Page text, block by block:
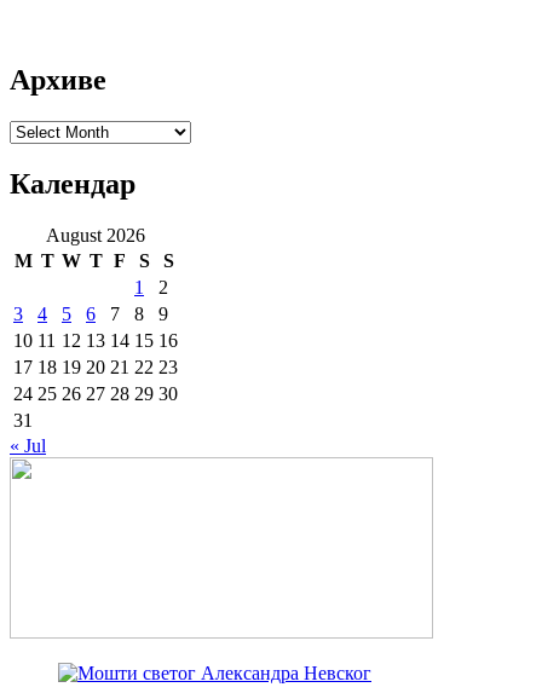
Архиве
Архиве
Календар
August 2026
M T W T F S
S
1
2
3
4 5 6 7 8
9
10 11 12 13 14 15 16
17 18 19 20 21 22 23
24 25 26 27 28 29 30
31
« Jul